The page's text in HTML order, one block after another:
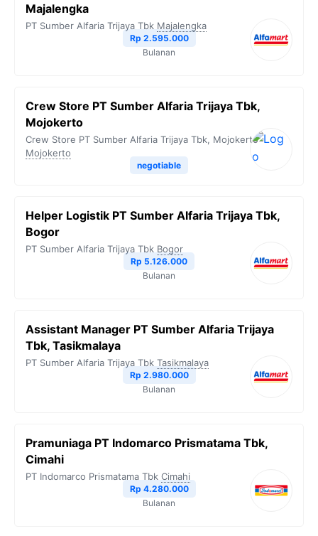
Majalengka
PT Sumber Alfaria Trijaya Tbk Majalengka
Rp 2.595.000
Bulanan
Crew Store PT Sumber Alfaria Trijaya Tbk,
Mojokerto
Crew Store PT Sumber Alfaria Trijaya Tbk, Mojokerto
Mojokerto
negotiable
Helper Logistik PT Sumber Alfaria Trijaya Tbk,
Bogor
PT Sumber Alfaria Trijaya Tbk Bogor
Rp 5.126.000
Bulanan
Assistant Manager PT Sumber Alfaria Trijaya
Tbk, Tasikmalaya
PT Sumber Alfaria Trijaya Tbk Tasikmalaya
Rp 2.980.000
Bulanan
Pramuniaga PT Indomarco Prismatama Tbk,
Cimahi
PT Indomarco Prismatama Tbk Cimahi
Rp 4.280.000
Bulanan